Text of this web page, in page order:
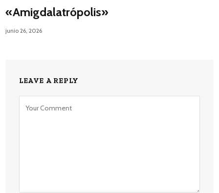
«Amigdalatrópolis»
junio 26, 2026
LEAVE A REPLY